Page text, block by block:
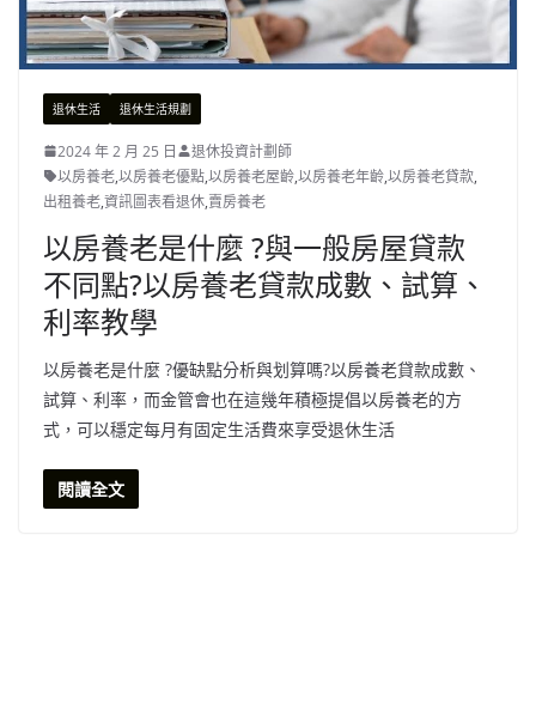
退休生活 退休生活規劃
2024 年 2 月 25 日
退休投資計劃師
以房養老,以房養老優點,以房養老屋齡,以房養老年齡,以房養老貸款,
出租養老,資訊圖表看退休,賣房養老
以房養老是什麼 ?與一般房屋貸款
不同點?以房養老貸款成數、試算、
利率教學
以房養老是什麼 ?優缺點分析與划算嗎?以房養老貸款成數、
試算、利率，而金管會也在這幾年積極提倡以房養老的方
式，可以穩定每月有固定生活費來享受退休生活
閱讀全文